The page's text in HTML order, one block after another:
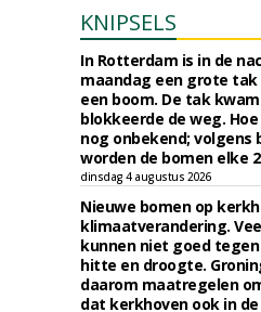
KNIPSELS
In Rotterdam is in de
maandag een grote
een boom. De tak
blokkeerde de weg.
nog onbekend; volgens
worden de bomen elke
dinsdag 4 augustus 2026
Nieuwe bomen op
klimaatverandering.
kunnen niet goed
hitte en droogte.
daarom maatregelen
dat kerkhoven ook in